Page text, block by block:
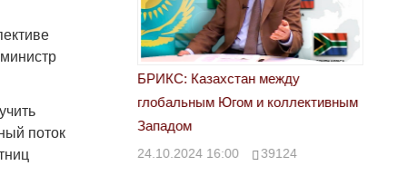
поток
БРИКС: Казахстан между
глобальным Югом и коллективным
Западом
24.10.2024 16:00 39124